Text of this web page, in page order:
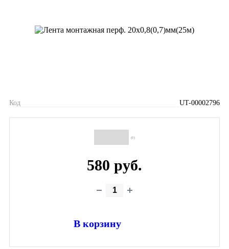
Код UT-00002796
(0)
580 руб.
В корзину